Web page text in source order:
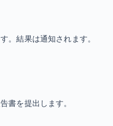
。結果は通知されます。
書を提出します。